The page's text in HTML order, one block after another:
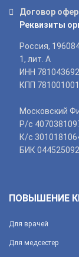
Договор
Реквизиты
Россия,
1, лит. А
ИНН
КПП 781001001
Московский
Р/с
К/с
БИК 044525092
ПОВЫШЕНИЕ
Для врачей
Для медсестер